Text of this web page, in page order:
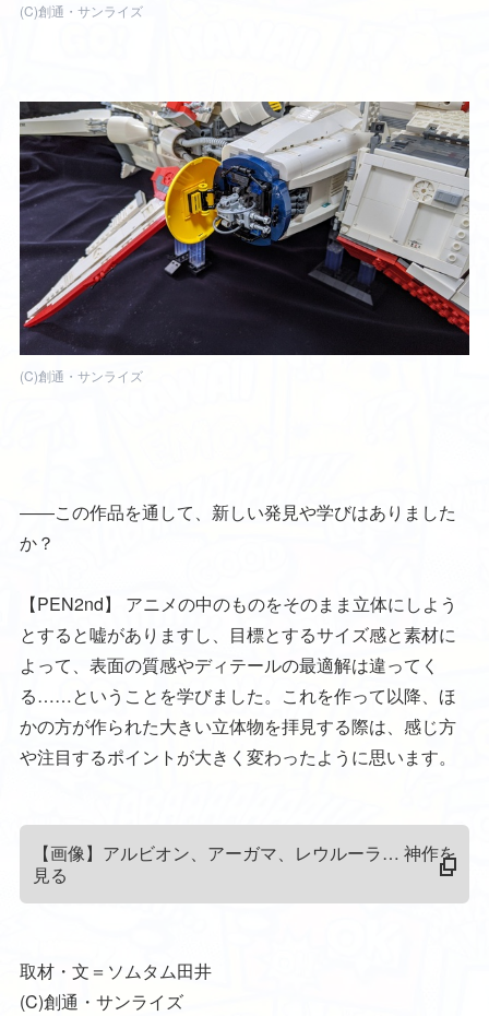
(C)創通・サンライズ
(C)創通・サンライズ
――この作品を通して、新しい発見や学びはありました
か？
【PEN2nd】
アニメの中のものをそのまま立体にしよう
とすると嘘がありますし、目標とするサイズ感と素材に
よって、表面の質感やディテールの最適解は違ってく
る……ということを学びました。これを作って以降、ほ
かの方が作られた大きい立体物を拝見する際は、感じ方
や注目するポイントが大きく変わったように思います。
【画像】アルビオン、アーガマ、レウルーラ… 神作を
見る
取材・文＝ソムタム田井
(C)創通・サンライズ